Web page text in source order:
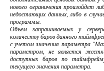
нового ограничения произойдет
недостающих данных, либо в
программы.
Объем запрашиваемых у
количеству баров данного
с учетом значения параметра
параметром, не является
доступных баров по
текущего значения параметра.